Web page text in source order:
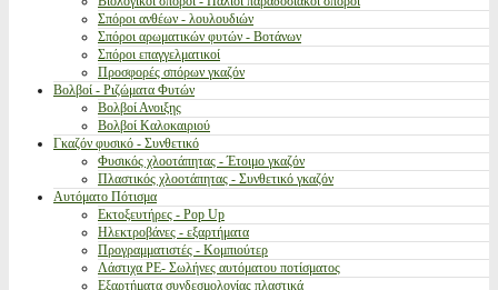
Σπόροι ανθέων - λουλουδιών
Σπόροι αρωματικών φυτών - Βοτάνων
Σπόροι επαγγελματικοί
Προσφορές σπόρων γκαζόν
Βολβοί - Ριζώματα Φυτών
Βολβοί Ανοιξης
Βολβοί Καλοκαιριού
Γκαζόν φυσικό - Συνθετικό
Φυσικός χλοοτάπητας - Έτοιμο γκαζόν
Πλαστικός χλοοτάπητας - Συνθετικό γκαζόν
Αυτόματο Πότισμα
Εκτοξευτήρες - Pop Up
Ηλεκτροβάνες - εξαρτήματα
Προγραμματιστές - Κομπιούτερ
Λάστιχα PE- Σωλήνες αυτόματου ποτίσματος
Εξαρτήματα συνδεσμολογίας πλαστικά